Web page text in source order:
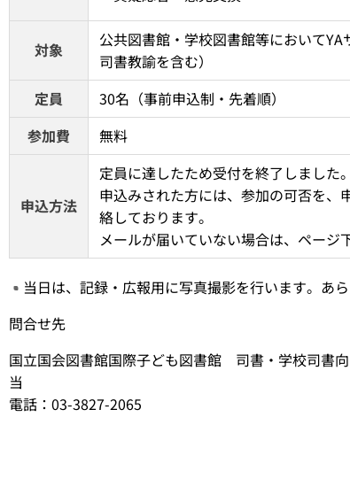
対象
公共図書館・学校図書館等において
司書教諭を含む）
定員
30名（事前申込制・先着順）
参加費
無料
申込方法
定員に達したため受付を終了しました。
申込みされた方には、参加の可否を、
絡しております。
メールが届いていない場合は、ページ
当日は、記録・広報用に写真撮影を行います。あ
問合せ先
国立国会図書館国際子ども図書館 司書・学校司書
当
電話：03-3827-2065